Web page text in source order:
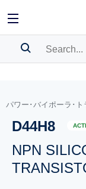
BOOKMARK
Pleaselog in to
パワー･バイポーラ･ト
D44H8
NPN